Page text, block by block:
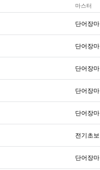
마스터
단어장
단어장
단어장
단어장
단어장
전기초보
단어장